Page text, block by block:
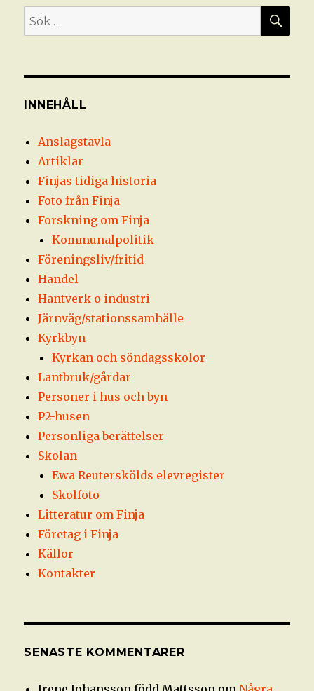
Sök
efter:
INNEHÅLL
Anslagstavla
Artiklar
Finjas tidiga historia
Foto från Finja
Forskning om Finja
Kommunalpolitik
Föreningsliv/fritid
Handel
Hantverk o industri
Järnväg/stationssamhälle
Kyrkbyn
Kyrkan och söndagsskolor
Lantbruk/gårdar
Personer i hus och byn
P2-husen
Personliga berättelser
Skolan
Ewa Reuterskölds elevregister
Skolfoto
Litteratur om Finja
Företag i Finja
Källor
Kontakter
SENASTE KOMMENTARER